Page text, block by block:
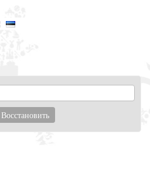
Восстановить